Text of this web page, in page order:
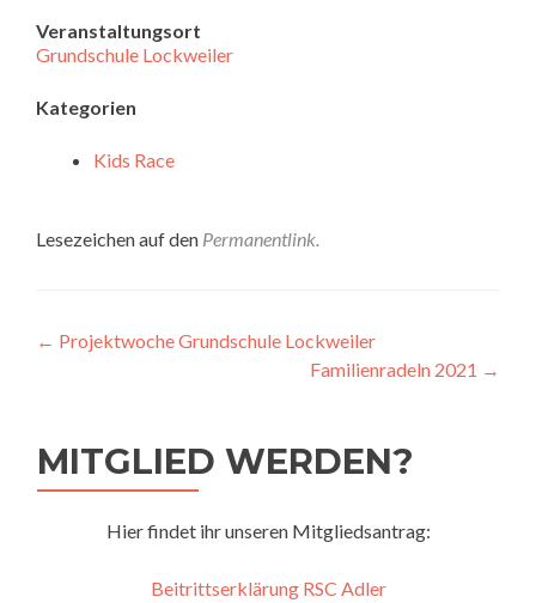
Veranstaltungsort
Grundschule Lockweiler
Kategorien
Kids Race
Lesezeichen auf den Permanentlink.
Beitragsnavigation
← Projektwoche Grundschule Lockweiler
Familienradeln 2021 →
MITGLIED WERDEN?
Hier findet ihr unseren Mitgliedsantrag:
Beitrittserklärung RSC Adler